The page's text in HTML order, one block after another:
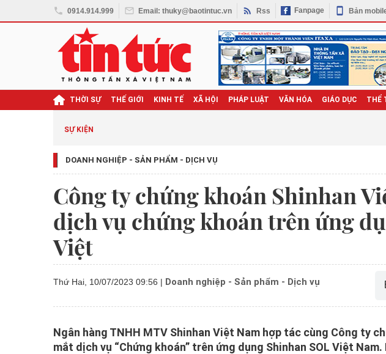
0914.914.999 Email: thuky@baotintuc.vn Rss Fanpage Bản
THỜI SỰ THẾ GIỚI KINH TẾ XÃ HỘI PHÁP LUẬT VĂN HÓA GIÁO DỤC THỂ
SỰ KIỆN
quyết Đại hội XIV
DOANH NGHIỆP - SẢN PHẨM - DỊCH VỤ
Công ty chứng khoán Shinhan
dịch vụ chứng khoán trên ứng
Việt
Thứ Hai, 10/07/2023 09:56 | Doanh nghiệp - Sản phẩm - Dịch vụ
Ngân hàng TNHH MTV Shinhan Việt Nam hợp tác cùng Công ty
mắt dịch vụ “Chứng khoán” trên ứng dụng Shinhan SOL Việt